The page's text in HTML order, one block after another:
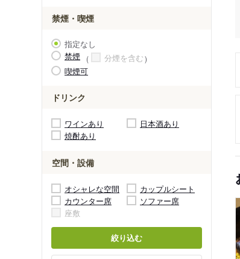
禁煙・喫煙
指定なし
禁煙
分煙を含む
喫煙可
ドリンク
ワインあり
日本酒あり
焼酎あり
空間・設備
オシャレな空間
カップルシート
カウンター席
ソファー席
座敷
絞り込む